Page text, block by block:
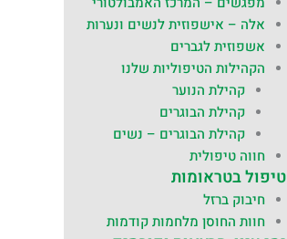
אלה – אישפוזית לנשים ונערות
אשפוזית לגברים
הקהילות הטיפוליות שלנו
קהילת הנוער
קהילת הבוגרים
קהילת הבוגרים – נשים
חווה טיפולית
טיפול בטראומות
חיבוק ברזל
חוות החוסן מלחמות קודמות